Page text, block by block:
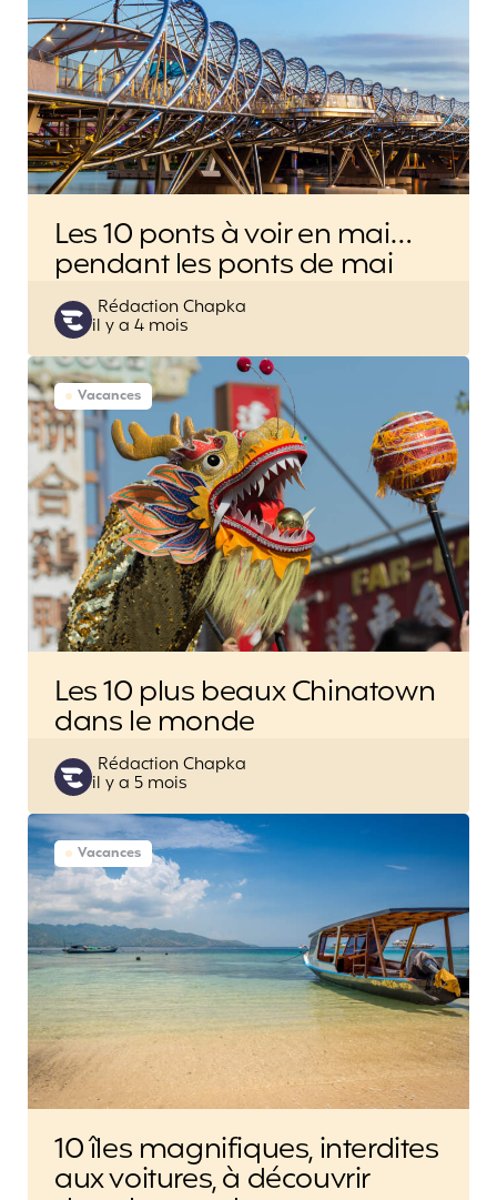
Les 10 ponts à voir en mai…
pendant les ponts de mai
Posted
by
Rédaction Chapka
il y a 4 mois
Vacances
Les 10 plus beaux Chinatown
dans le monde
Posted
by
Rédaction Chapka
il y a 5 mois
Vacances
10 îles magnifiques, interdites
aux voitures, à découvrir